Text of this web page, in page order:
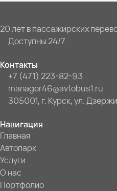
20 лет в пассажирских
Доступны 24/7
Контакты
+7 (471) 223-82-93
manager46@avtobus1.ru
305001, г. Курск, ул.
Навигация
Главная
Автопарк
Услуги
О нас
Портфолио